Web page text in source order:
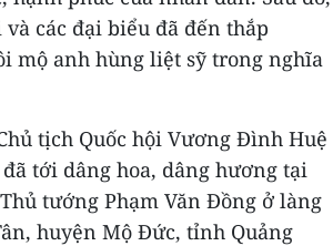
và các đại biểu đã đến thắp
mộ anh hùng liệt sỹ trong nghĩa
tịch Quốc hội Vương Đình Huệ
tới dâng hoa, dâng hương tại
tướng Phạm Văn Đồng ở làng
huyện Mộ Đức, tỉnh Quảng